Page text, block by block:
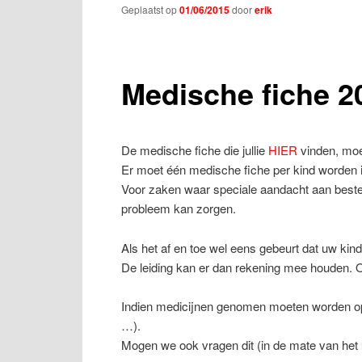
Medische fiche
Geplaatst op01/06/2015doorerik
De medische fiche die jullie HIER vinden,
Er moet één medische fiche per kind worden
Voor zaken waar speciale aandacht aan
probleem kan zorgen.
Als het af en toe wel eens gebeurt dat uw
De leiding kan er dan rekening mee
Indien medicijnen genomen moeten worden
…).
Mogen we ook vragen dit (in de mate van